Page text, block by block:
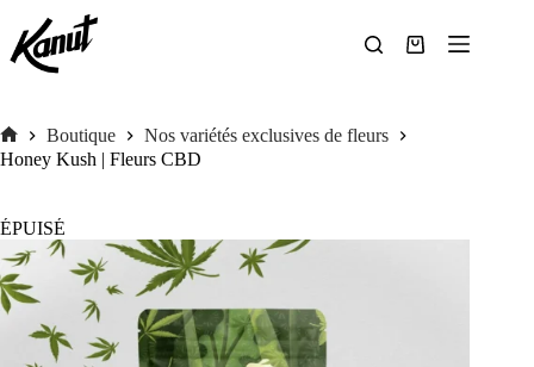
contenu
Panier
Accueil
Boutique
Nos variétés exclusives de fleurs
Honey Kush | Fleurs CBD
ÉPUISÉ